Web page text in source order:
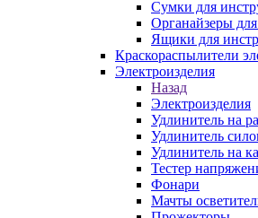
Сумки для
Органайзеры
Ящики для
Краскораспылители
Электроизделия
Назад
Электроизделия
Удлинитель на
Удлинитель
Удлинитель на
Тестер
Фонари
Мачты